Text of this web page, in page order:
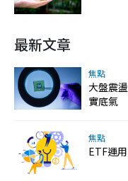
最新文章
焦點
大盤震盪與基本
實底氣
焦點
ETF運